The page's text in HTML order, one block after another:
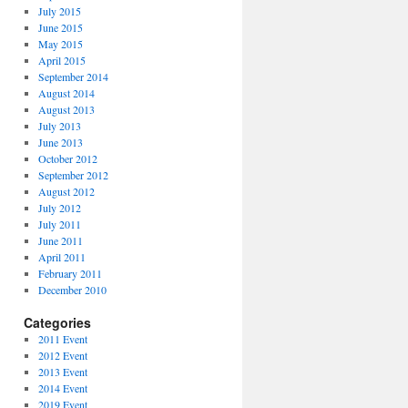
July 2015
June 2015
May 2015
April 2015
September 2014
August 2014
August 2013
July 2013
June 2013
October 2012
September 2012
August 2012
July 2012
July 2011
June 2011
April 2011
February 2011
December 2010
Categories
2011 Event
2012 Event
2013 Event
2014 Event
2019 Event